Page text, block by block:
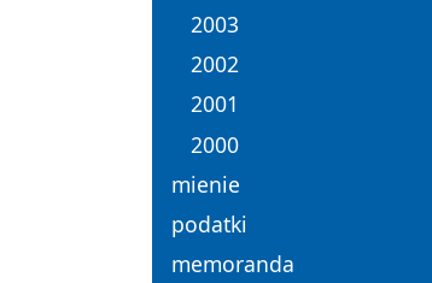
2003
2002
2001
2000
mienie
podatki
memoranda